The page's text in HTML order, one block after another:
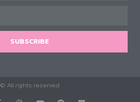
SUBSCRIBE
© All rights reserved